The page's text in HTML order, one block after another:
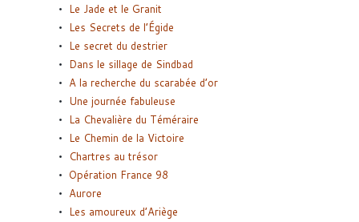
Le Jade et le Granit
Les Secrets de l’Égide
Le secret du destrier
Dans le sillage de Sindbad
A la recherche du scarabée d’or
Une journée fabuleuse
La Chevalière du Téméraire
Le Chemin de la Victoire
Chartres au trésor
Opération France 98
Aurore
Les amoureux d’Ariège